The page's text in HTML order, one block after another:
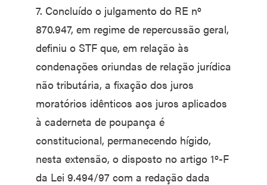
7. Concluído o julgamento do RE nº
870.947, em regime de repercussão geral,
definiu o STF que, em relação às
condenações oriundas de relação jurídica
não tributária, a fixação dos juros
moratórios idênticos aos juros aplicados
à caderneta de poupança é
constitucional, permanecendo hígido,
nesta extensão, o disposto no artigo 1º-F
da Lei 9.494/97 com a redação dada